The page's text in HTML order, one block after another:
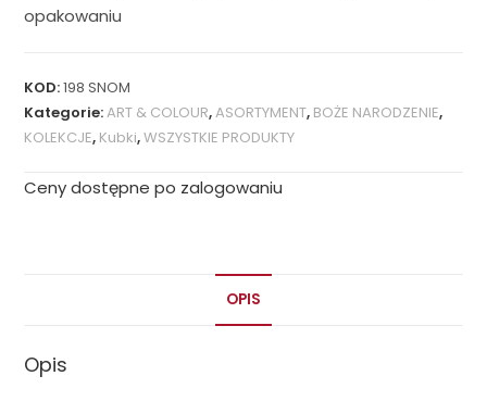
opakowaniu
KOD:198 SNOM
Kategorie:ART & COLOUR,ASORTYMENT, BOŻE NARODZENIE,
KOLEKCJE, Kubki,WSZYSTKIE PRODUKTY
Ceny dostępne po zalogowaniu
OPIS
Opis